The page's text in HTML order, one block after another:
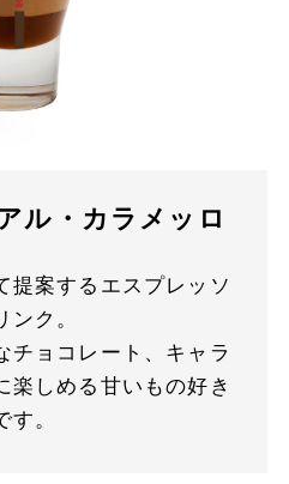
ル・カラメッロ
提案するエスプレッソ
ク。
チョコレート、キャラ
楽しめる甘いもの好き
。